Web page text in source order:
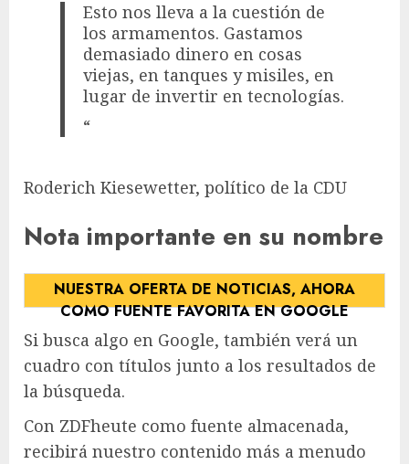
Esto nos lleva a la cuestión de
los armamentos. Gastamos
demasiado dinero en cosas
viejas, en tanques y misiles, en
lugar de invertir en tecnologías.
“
Roderich Kiesewetter, político de la CDU
Nota importante en su nombre
NUESTRA OFERTA DE NOTICIAS, AHORA
COMO FUENTE FAVORITA EN GOOGLE
Si busca algo en Google, también verá un
cuadro con títulos junto a los resultados de
la búsqueda.
Con ZDFheute como fuente almacenada,
recibirá nuestro contenido más a menudo